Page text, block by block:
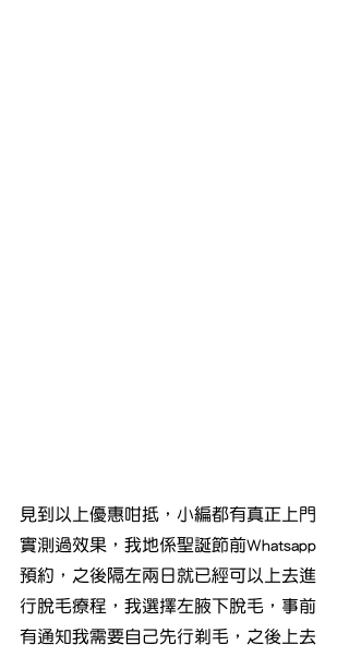
見到以上優惠咁抵，小編都有真正上門
實測過效果，我地係聖誕節前Whatsapp
預約，之後隔左兩日就已經可以上去進
行脫毛療程，我選擇左腋下脫毛，事前
有通知我需要自己先行剃毛，之後上去